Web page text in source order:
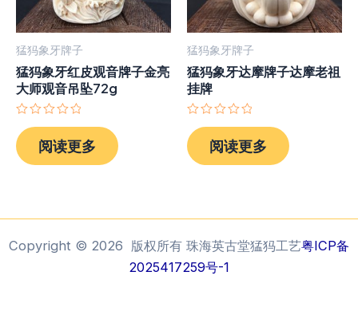
猛犸象牙牌子
猛犸象牙红皮观音牌子金亮
大师观音吊坠72g
评
分
0
&sol;
阅读更多
猛犸象牙牌子
猛犸象牙达摩牌子达摩老祖
挂牌
评
分
0
&sol;
阅读更多
Copyright © 2026 版权所有 珠海英古堂猛犸工艺粤ICP备
2025417259号-1